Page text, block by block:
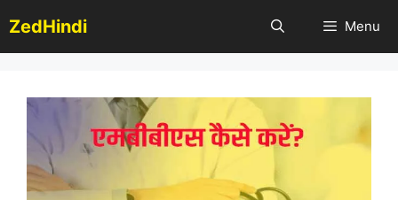
to
content
ZedHindi Menu